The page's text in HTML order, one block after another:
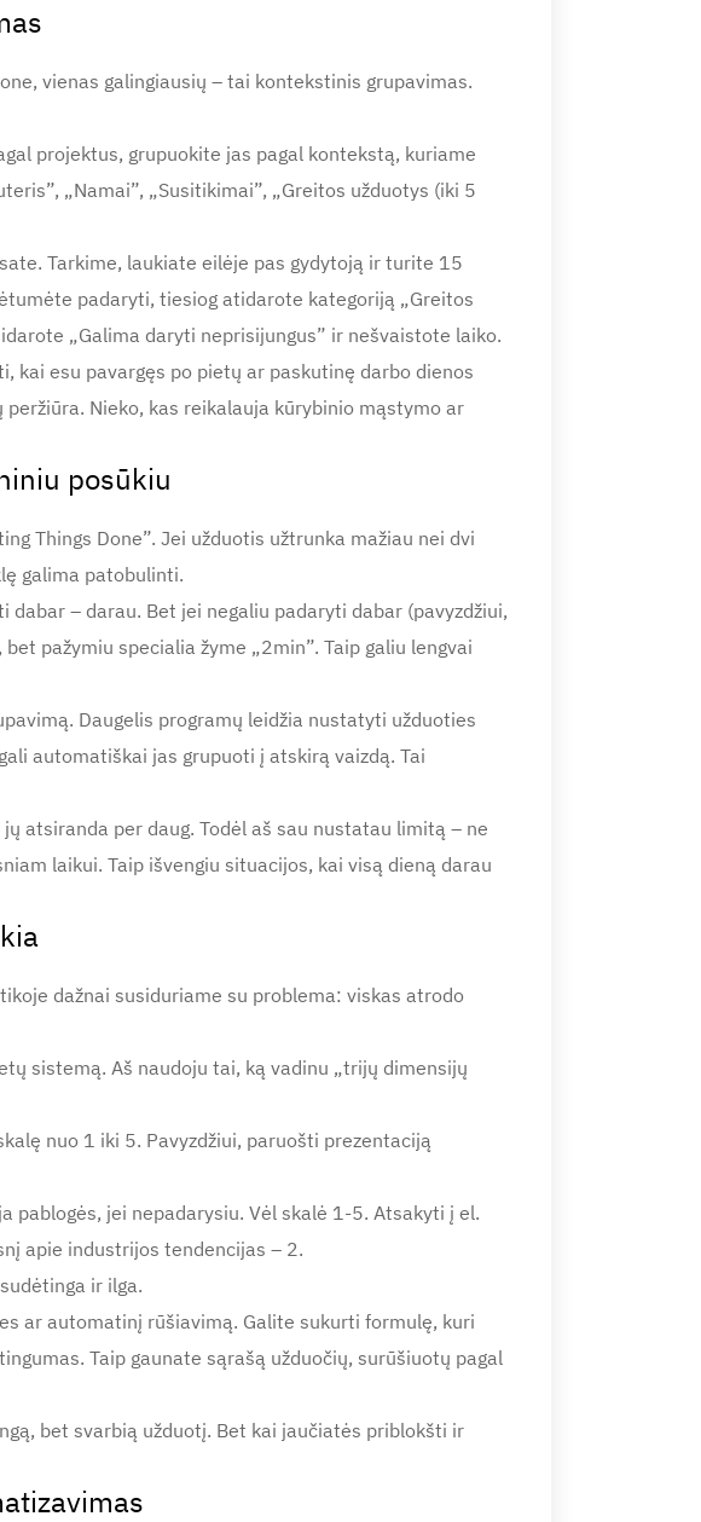
vienas galingiausių – tai kontekstinis grupavimas.
projektus, grupuokite jas pagal kontekstą, kuriame
„Namai”, „Susitikimai”, „Greitos užduotys (iki 5
Tarkime, laukiate eilėje pas gydytoją ir turite 15
padaryti, tiesiog atidarote kategoriją „Greitos
„Galima daryti neprisijungus” ir nešvaistote laiko.
kai esu pavargęs po pietų ar paskutinę darbo dienos
Nieko, kas reikalauja kūrybinio mąstymo ar
posūkiu
Things Done”. Jei užduotis užtrunka mažiau nei dvi
galima patobulinti.
– darau. Bet jei negaliu padaryti dabar (pavyzdžiui,
pažymiu specialia žyme „2min”. Taip galiu lengvai
Daugelis programų leidžia nustatyti užduoties
automatiškai jas grupuoti į atskirą vaizdą. Tai
atsiranda per daug. Todėl aš sau nustatau limitą – ne
laikui. Taip išvengiu situacijos, kai visą dieną darau
dažnai susiduriame su problema: viskas atrodo
sistemą. Aš naudoju tai, ką vadinu „trijų dimensijų
nuo 1 iki 5. Pavyzdžiui, paruošti prezentaciją
pablogės, jei nepadarysiu. Vėl skalė 1-5. Atsakyti į el.
apie industrijos tendencijas – 2.
ir ilga.
ar automatinį rūšiavimą. Galite sukurti formulę, kuri
Taip gaunate sąrašą užduočių, surūšiuotų pagal
bet svarbią užduotį. Bet kai jaučiatės priblokšti ir